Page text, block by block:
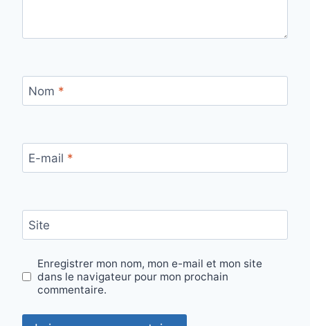
Nom *
E-mail *
Site
Enregistrer mon nom, mon e-mail et mon site
dans le navigateur pour mon prochain
commentaire.